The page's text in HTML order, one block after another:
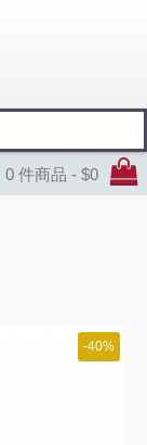
0 件商品 - $0
-40%